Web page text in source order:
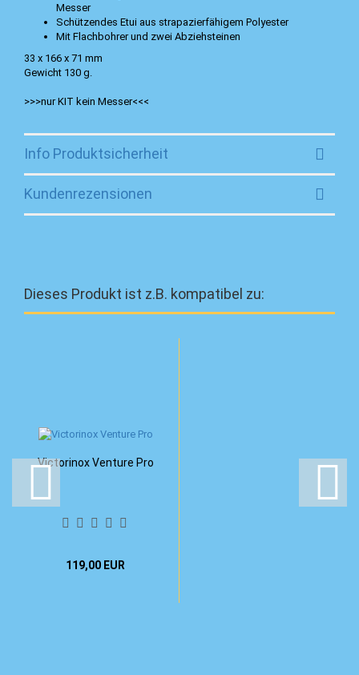
Messer
Schützendes Etui aus strapazierfähigem Polyester
Mit Flachbohrer und zwei Abziehsteinen
33 x 166 x 71 mm
Gewicht 130 g.
>>>nur KIT kein Messer<<<
Info Produktsicherheit
Kundenrezensionen
Dieses Produkt ist z.B. kompatibel zu:
Victorinox Venture Pro
119,00 EUR